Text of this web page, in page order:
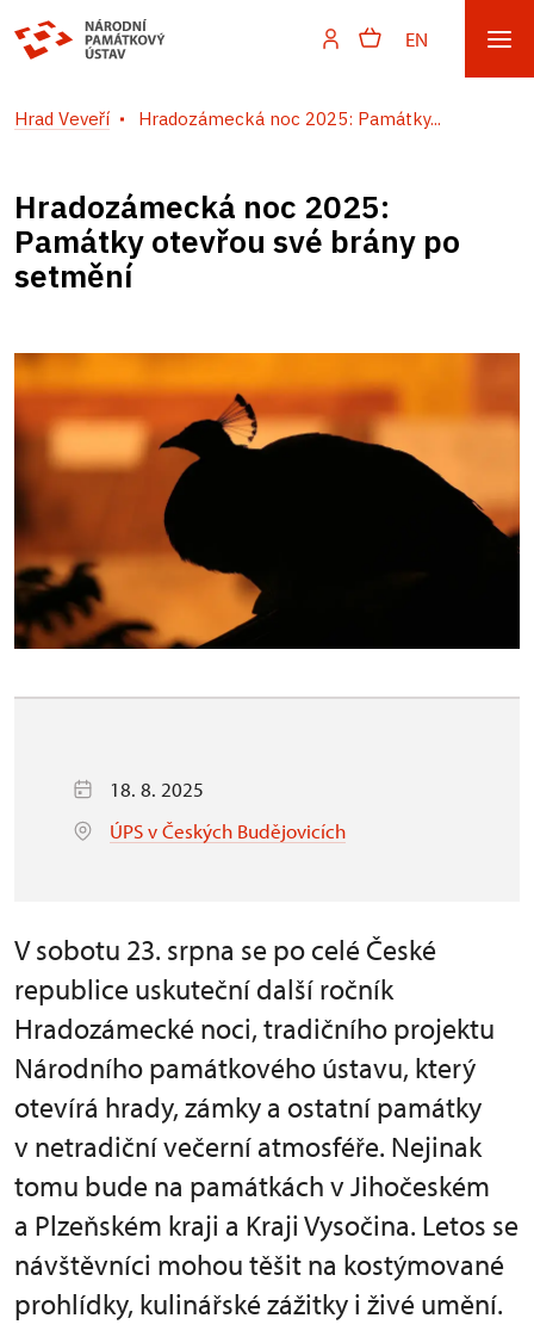
EN
Hrad Veveří Hradozámecká noc 2025: Památky...
Hradozámecká noc 2025:
Památky otevřou své brány po
setmění
18. 8. 2025
ÚPS v Českých Budějovicích
V sobotu 23. srpna se po celé České
republice uskuteční další ročník
Hradozámecké noci, tradičního projektu
Národního památkového ústavu, který
otevírá hrady, zámky a ostatní památky
v netradiční večerní atmosféře. Nejinak
tomu bude na památkách v Jihočeském
a Plzeňském kraji a Kraji Vysočina. Letos se
návštěvníci mohou těšit na kostýmované
prohlídky, kulinářské zážitky i živé umění.